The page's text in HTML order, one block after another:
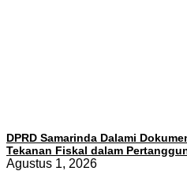
DPRD Samarinda Dalami
Tekanan Fiskal dalam
Agustus 1, 2026